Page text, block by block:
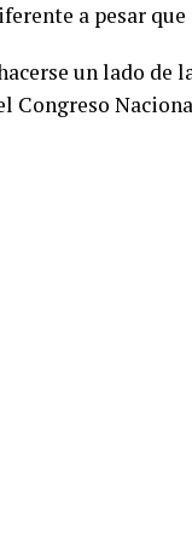
a pesar
un lado de
Congreso